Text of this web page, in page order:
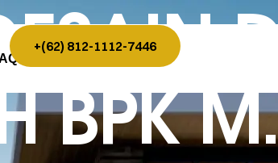
+(62) 812-1112-7446
BPK